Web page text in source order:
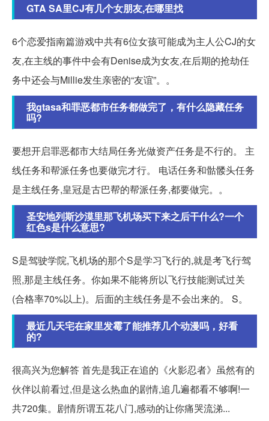
GTA SA里CJ有几个女朋友,在哪里找
6个恋爱指南篇游戏中共有6位女孩可能成为主人公CJ的女
友,在主线的事件中会有Denise成为女友,在后期的抢劫任
务中还会与Millie发生亲密的“友谊”。。
我gtasa和罪恶都市任务都做完了，有什么隐藏任务
吗?
要想开启罪恶都市大结局任务光做资产任务是不行的。 主
线任务和帮派任务也要做完才行。 电话任务和骷髅头任务
是主线任务,皇冠是古巴帮的帮派任务,都要做完。。
圣安地列斯沙漠里那飞机场买下来之后干什么?一个
红色s是什么意思?
S是驾驶学院,飞机场的那个S是学习飞行的,就是考飞行驾
照,那是主线任务。你如果不能将所以飞行技能测试过关
(合格率70%以上)。后面的主线任务是不会出来的。 S。
最近几天宅在家里发霉了能推荐几个动漫吗，好看
的?
很高兴为您解答 首先是我正在追的《火影忍者》虽然有的
伙伴以前看过,但是这么热血的剧情,追几遍都看不够啊!一
共720集。剧情所谓五花八门,感动的让你痛哭流涕...